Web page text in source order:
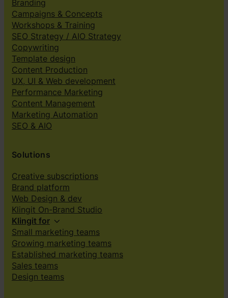
Branding
Campaigns & Concepts
Workshops & Training
SEO Strategy / AIO Strategy
Copywriting
Template design
Content Production
UX, UI & Web development
Performance Marketing
Content Management
Marketing Automation
SEO & AIO
Solutions
Creative subscriptions
Brand platform
Web Design & dev
Klingit On-Brand Studio
Klingit for
Small marketing teams
Growing marketing teams
Established marketing teams
Sales teams
Design teams